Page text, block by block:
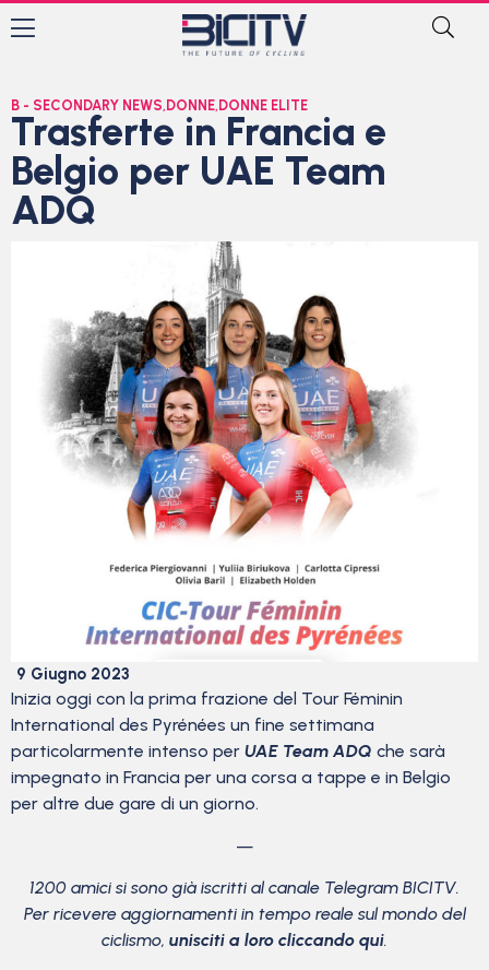
B - SECONDARY NEWS, DONNE, DONNE ELITE
Trasferte in Francia e
Belgio per UAE Team
ADQ
9 Giugno 2023
Inizia oggi con la prima frazione del Tour Féminin
International des Pyrénées un fine settimana
particolarmente intenso per UAE Team ADQ che sarà
impegnato in Francia per una corsa a tappe e in Belgio
per altre due gare di un giorno.
—
1200 amici si sono già iscritti al canale Telegram BICITV.
Per ricevere aggiornamenti in tempo reale sul mondo del
ciclismo, unisciti a loro cliccando qui.